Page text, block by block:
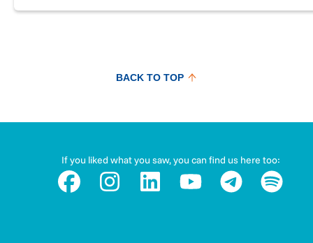
BACK TO TOP
If you liked what you saw, you can find us here too: